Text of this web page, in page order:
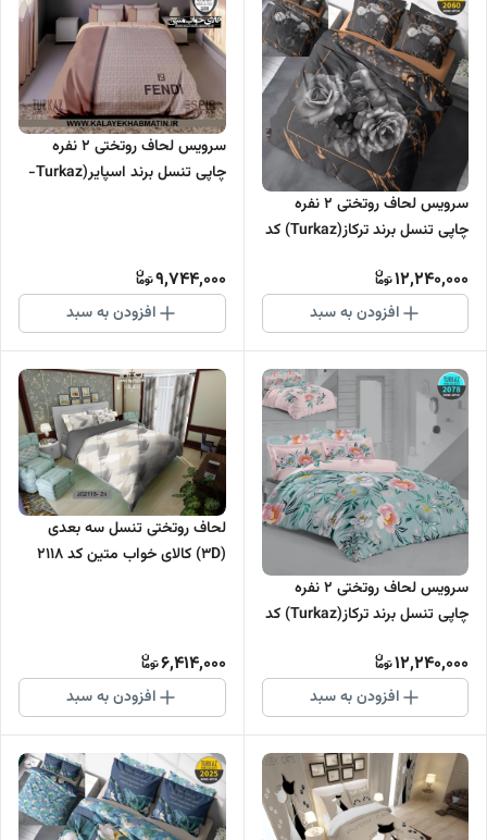
سرویس لحاف روتختی 2 نفره
چاپی تنسل برند ترکاز(Turkaz) کد
12,240,000
افزودن به سبد
سرویس لحاف روتختی 2 نفره
چاپی تنسل برند اسپایر(Turkaz-
9,744,000
افزودن به سبد
سرویس لحاف روتختی 2 نفره
چاپی تنسل برند ترکاز(Turkaz) کد
12,240,000
افزودن به سبد
لحاف روتختی تنسل سه بعدی
(3D) کالای خواب متین کد 2118
6,414,000
افزودن به سبد